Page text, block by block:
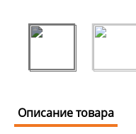
Описание товара